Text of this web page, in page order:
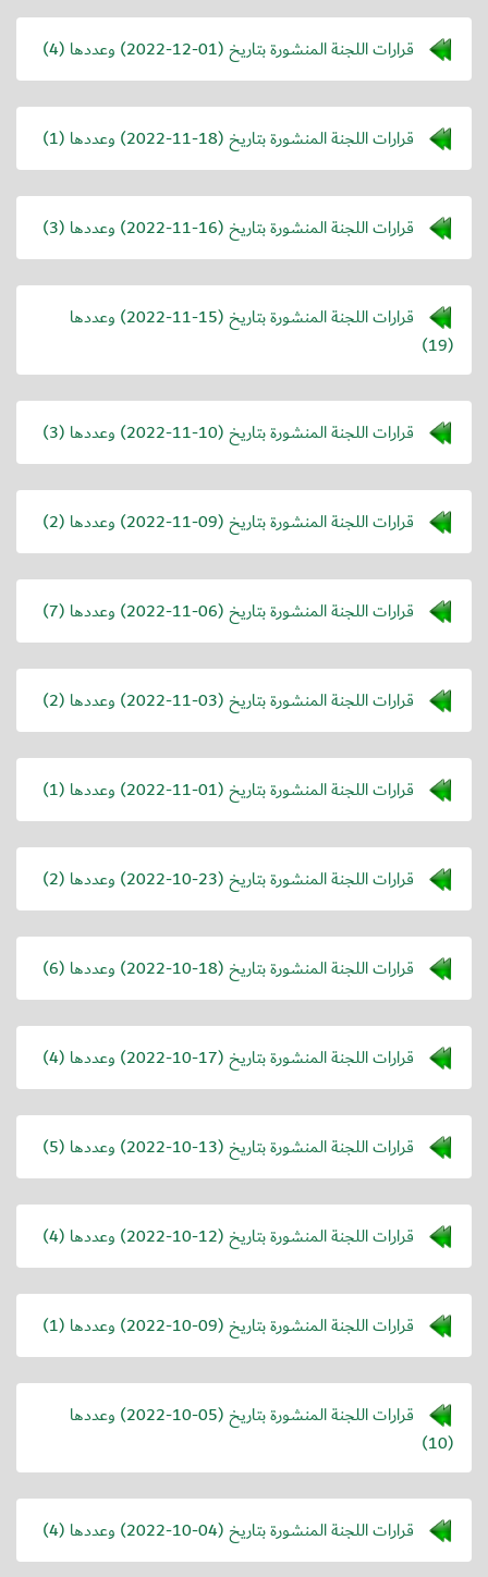
قرارات اللجنة المنشورة بتاريخ (2022-12-01) وعددها (4)
قرارات اللجنة المنشورة بتاريخ (2022-11-18) وعددها (1)
قرارات اللجنة المنشورة بتاريخ (2022-11-16) وعددها (3)
قرارات اللجنة المنشورة بتاريخ (2022-11-15) وعددها
(19)
قرارات اللجنة المنشورة بتاريخ (2022-11-10) وعددها (3)
قرارات اللجنة المنشورة بتاريخ (2022-11-09) وعددها (2)
قرارات اللجنة المنشورة بتاريخ (2022-11-06) وعددها (7)
قرارات اللجنة المنشورة بتاريخ (2022-11-03) وعددها (2)
قرارات اللجنة المنشورة بتاريخ (2022-11-01) وعددها (1)
قرارات اللجنة المنشورة بتاريخ (2022-10-23) وعددها (2)
قرارات اللجنة المنشورة بتاريخ (2022-10-18) وعددها (6)
قرارات اللجنة المنشورة بتاريخ (2022-10-17) وعددها (4)
قرارات اللجنة المنشورة بتاريخ (2022-10-13) وعددها (5)
قرارات اللجنة المنشورة بتاريخ (2022-10-12) وعددها (4)
قرارات اللجنة المنشورة بتاريخ (2022-10-09) وعددها (1)
قرارات اللجنة المنشورة بتاريخ (2022-10-05) وعددها
(10)
قرارات اللجنة المنشورة بتاريخ (2022-10-04) وعددها (4)